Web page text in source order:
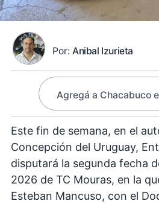
Por: Anibal Izurieta
Agregá a Chacabuco
Este fin de semana, en el
Concepción del Uruguay,
disputará la segunda fecha
2026 de TC Mouras, en la
Esteban Mancuso, con el